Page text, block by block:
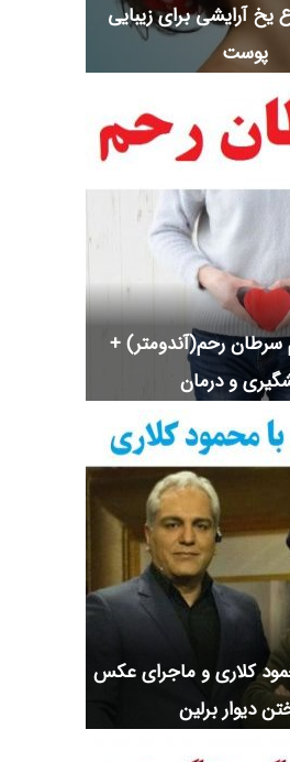
یخ آرایشی برای زیبایی
پوست
سرطان رحم(آندومتر) +
و درمان
کلاری و ماجرای عکس
دیوار برلین